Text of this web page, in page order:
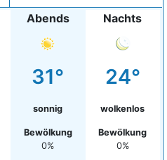
Abends
31°
sonnig
Bewölkung
0%
Nachts
24°
wolkenlos
Bewölkung
0%